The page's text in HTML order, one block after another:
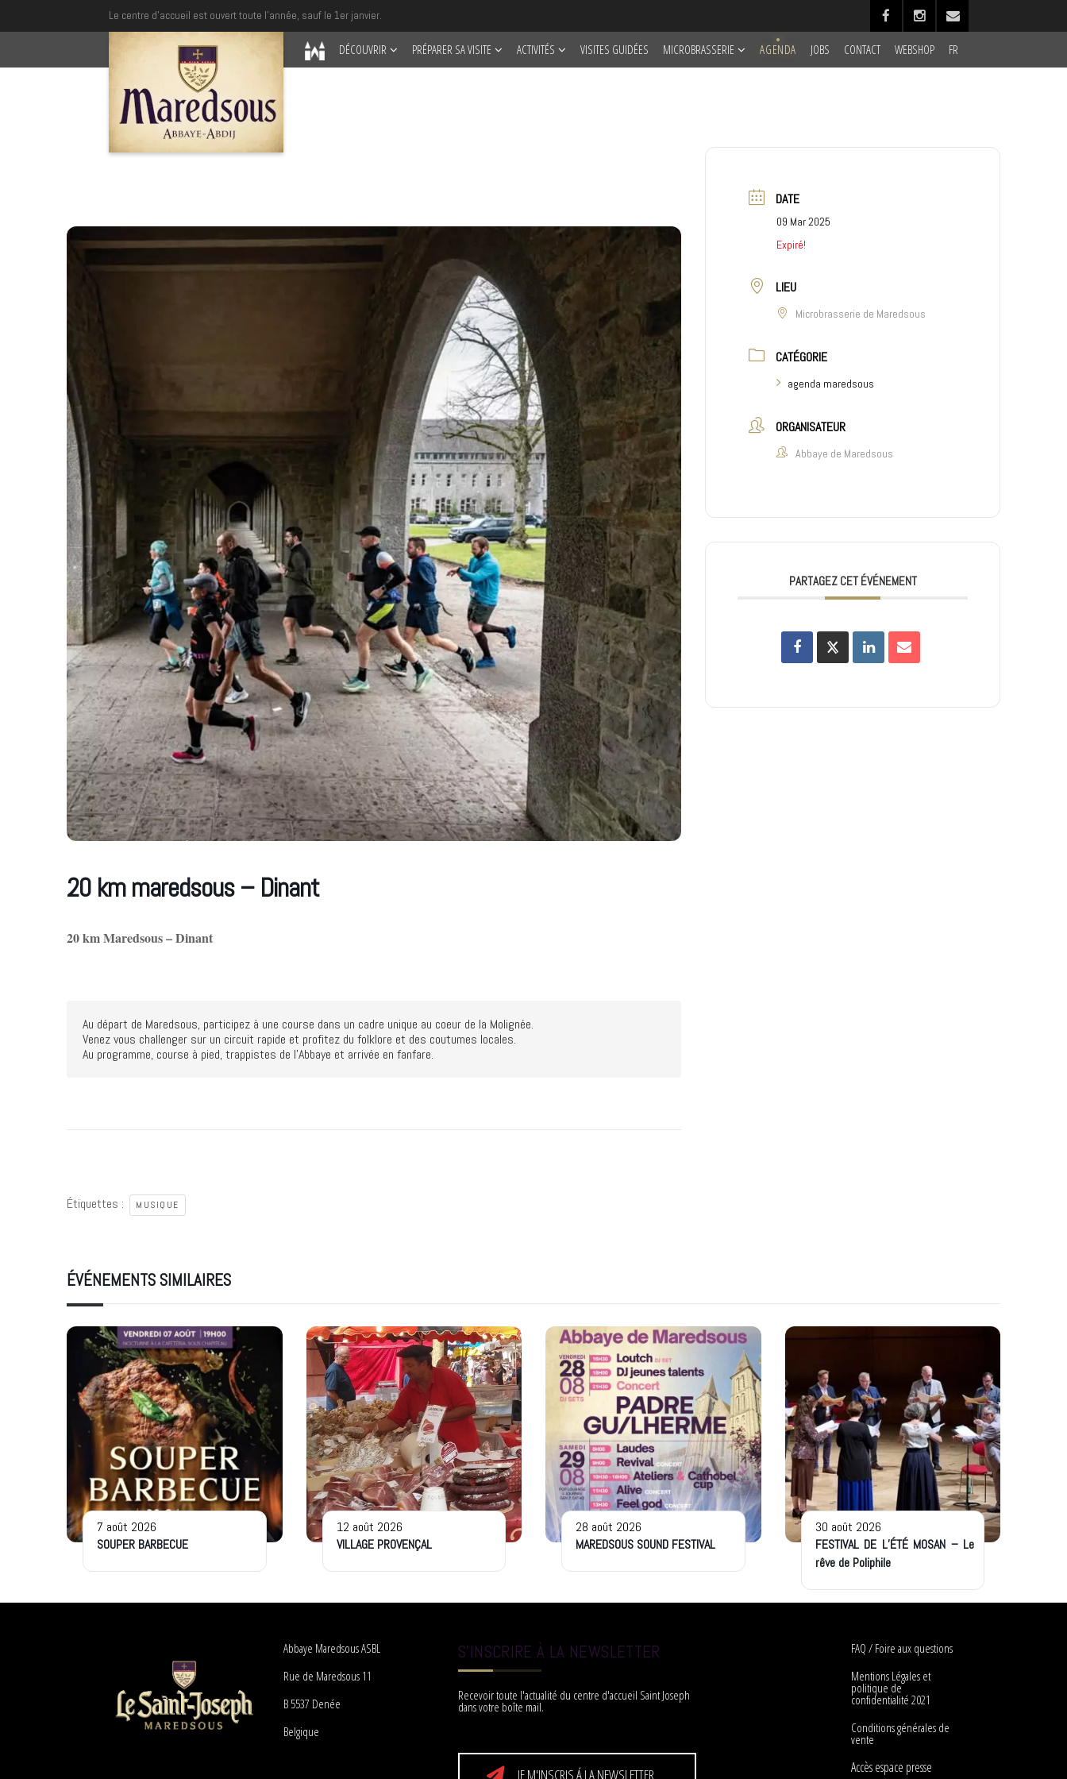
Le centre d'accueil est ouvert toute l'année, sauf le 1er janvier.
DÉCOUVRIR PRÉPARER SA VISITE ACTIVITÉS VISITES GUIDÉES MICROBRASSERIE AGENDA JOBS CONTACT WEBSHOP FR
20 km maredsous – Dinant
20 km Maredsous – Dinant
Au départ de Maredsous, participez à une course dans un cadre unique au coeur de la Molignée.
Venez vous challenger sur un circuit rapide et profitez du folklore et des coutumes locales.
Au programme, course à pied, trappistes de l'Abbaye et arrivée en fanfare.
Étiquettes : MUSIQUE
DATE
09 Mar 2025
Expiré!
LIEU
Microbrasserie de Maredsous
CATÉGORIE
agenda maredsous
ORGANISATEUR
Abbaye de Maredsous
PARTAGEZ CET ÉVÉNEMENT
ÉVÉNEMENTS SIMILAIRES
7 août 2026
SOUPER BARBECUE
12 août 2026
VILLAGE PROVENÇAL
28 août 2026
MAREDSOUS SOUND FESTIVAL
30 août 2026
FESTIVAL DE L’ÉTÉ MOSAN – Le
rêve de Poliphile
Abbaye Maredsous ASBL
Rue de Maredsous 11
B 5537 Denée
Belgique
S'INSCRIRE À LA NEWSLETTER
Recevoir toute l'actualité du centre d'accueil Saint Joseph
dans votre boîte mail.
JE M'INSCRIS Á LA NEWSLETTER
FAQ / Foire aux questions
Mentions Légales et
politique de
confidentialité 2021
Conditions générales de
vente
Accès espace presse